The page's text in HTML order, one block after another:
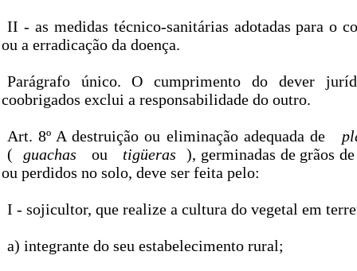
II - as medidas técnico-sanitárias adotadas para o
ou a erradicação da doença.
Parágrafo único. O cumprimento do dever
coobrigados exclui a responsabilidade do outro.
Art. 8º A destruição ou eliminação adequada de
(
guachas ou tigüeras
), germinadas de grãos
ou perdidos no solo, deve ser feita pelo:
I - sojicultor, que realize a cultura do vegetal em
a) integrante do seu estabelecimento rural;